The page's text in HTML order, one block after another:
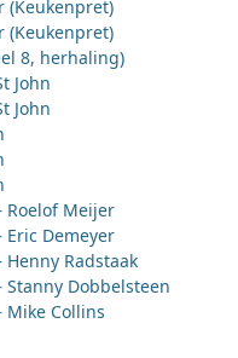
(Keukenpret)
(Keukenpret)
8, herhaling)
John
John
Roelof Meijer
Eric Demeyer
Henny Radstaak
Stanny Dobbelsteen
Mike Collins